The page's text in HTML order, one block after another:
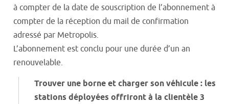
à compter de la date de souscription de l’abonnement à
compter de la réception du mail de confirmation
adressé par Metropolis.
L’abonnement est conclu pour une durée d’un an
renouvelable.
Trouver une borne et charger son véhicule : les
stations déployées offriront à la clientèle 3